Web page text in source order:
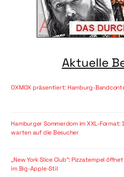
Aktuelle
OXMOX präsentiert: Hamburg-
Hamburger Sommerdom im XXL-Format:
warten auf die Besucher
„New York Slice Club“: Pizzatempel
im Big-Apple-Stil